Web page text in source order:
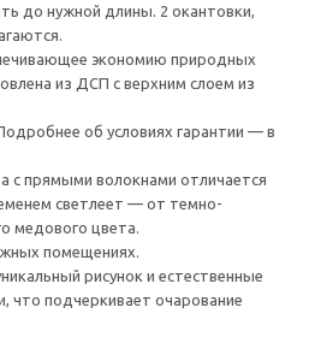
до нужной длины. 2 окантовки,
экономию природных
из ДСП с верхним слоем из
об условиях гарантии — в
с прямыми волокнами отличается
светлеет — от темно-
медового цвета.
помещениях.
рисунок и естественные
что подчеркивает очарование